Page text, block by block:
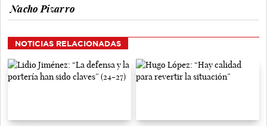
Nacho Pizarro
NOTICIAS RELACIONADAS